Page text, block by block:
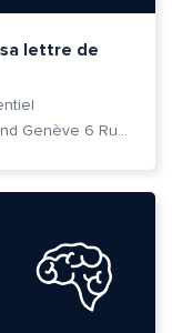
lettre de
Cité des Métiers du Grand Genève 6 Rue Prévost-Martin 1205 Genève